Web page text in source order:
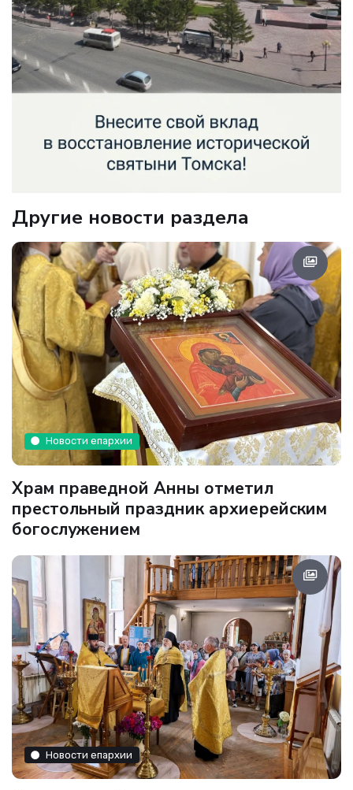
Другие новости раздела
Новости епархии
Храм праведной Анны отметил
престольный праздник архиерейским
богослужением
Новости епархии